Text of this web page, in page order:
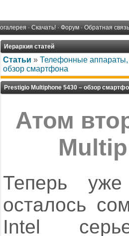
· Скачать! · Форум · Обратная связь
Иерархия статей
Статьи » Телефонные аппараты,
обзор смартфона
Prestigio Multiphone 5430 – обзор
Атом
Теперь
осталось
Intel